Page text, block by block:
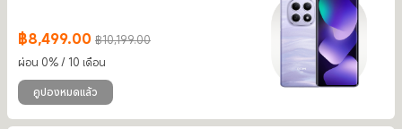
฿8,499.00
Current Price ฿8499
฿10,199.00
ราคาโปรโมชั่น ฿10,199.00
ผ่อน 0% / 10 เดือน
คูปองหมดแล้ว